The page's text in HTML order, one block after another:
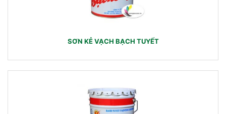
SƠN KẺ VẠCH BẠCH TUYẾT